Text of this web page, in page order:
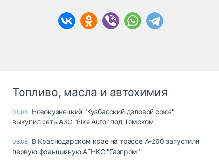
Топливо, масла и автохимия
08.08 Новокузнецкий "Кузбасский деловой союз"
выкупил сеть АЗС "Elke Auto" под Томском
08.08 В Краснодарском крае на трассе А-260 запустили
первую франшизную АГНКС "Газпром"